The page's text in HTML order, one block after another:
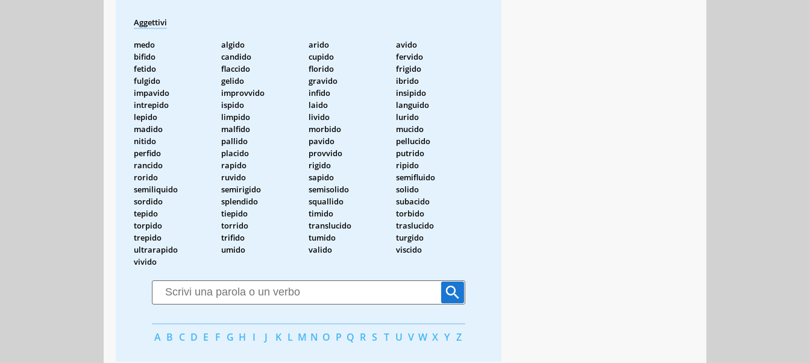
Aggettivi
medo algido arido
avido
bifido
candido cupido
fervido
fetido
flaccido florido
frigido
fulgido
gelido gravido
ibrido
impavido
improvvido infido
insipido
intrepido
ispido laido
languido
lepido
limpido livido
lurido
madido
malfido morbido
mucido
nitido
pallido pavido
pellucido
perfido
placido provvido
putrido
rancido
rapido rigido
ripido
rorido
ruvido sapido
semifluido
semiliquido
semirigido semisolido
solido
sordido
splendido squallido
subacido
tepido
tiepido timido
torbido
torpido
torrido translucido
traslucido
trepido
trifido tumido
turgido
ultrarapido
umido valido
viscido
vivido
A B C D E F G H I J K L M N O P Q R S T U V W X Y Z